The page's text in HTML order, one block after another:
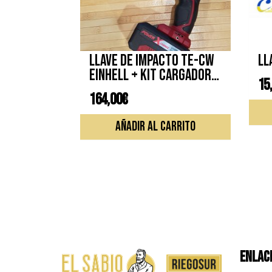
Llave de impacto TE-CW
EINHELL + kit cargador y
bateria
164,00€
AÑADIR AL CARRITO